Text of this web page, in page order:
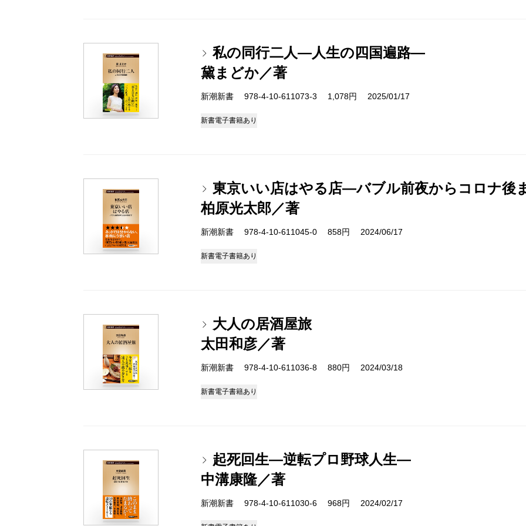
私の同行二人―人生の四国遍路―
黛まどか／著
新潮新書 978-4-10-611073-3 1,078円 2025/01/17
新書電子書籍あり
東京いい店はやる店―バブル前夜からコロナ後
柏原光太郎／著
新潮新書 978-4-10-611045-0 858円 2024/06/17
新書電子書籍あり
大人の居酒屋旅
太田和彦／著
新潮新書 978-4-10-611036-8 880円 2024/03/18
新書電子書籍あり
起死回生―逆転プロ野球人生―
中溝康隆／著
新潮新書 978-4-10-611030-6 968円 2024/02/17